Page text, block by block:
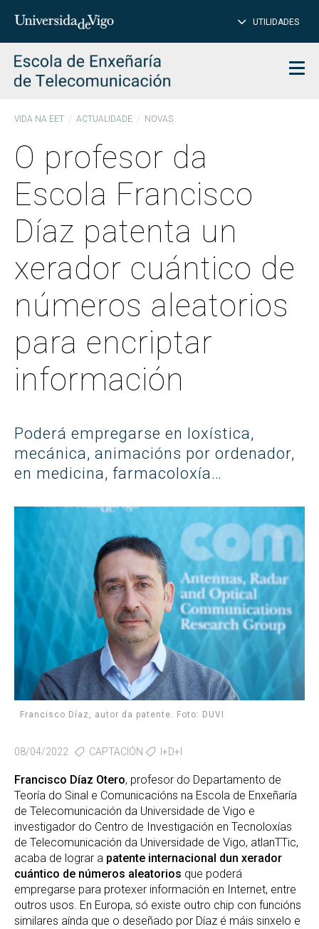
Introduce
para
buscar
UTILIDADES
VIDA NA EET ACTUALIDADE NOVAS
O profesor da
Escola Francisco
Díaz patenta un
xerador cuántico de
números aleatorios
para encriptar
información
Poderá empregarse en loxística,
mecánica, animacións por ordenador,
en medicina, farmacoloxía…
Francisco Díaz, autor da patente. Foto: DUVI
08/04/2022 CAPTACIÓN I+D+I
Francisco Díaz Otero, profesor do Departamento de
Teoría do Sinal e Comunicacións na Escola de Enxeñaría
de Telecomunicación da Universidade de Vigo e
investigador do Centro de Investigación en Tecnoloxías
de Telecomunicación da Universidade de Vigo, atlanTTic,
acaba de lograr a patente internacional dun xerador
cuántico de números aleatorios que poderá
empregarse para protexer información en Internet, entre
outros usos. En Europa, só existe outro chip con funcións
similares aínda que o deseñado por Díaz é máis sinxelo e